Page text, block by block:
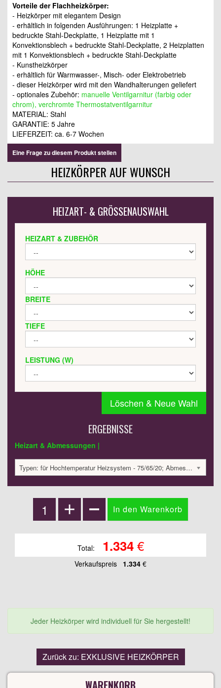
Vorteile der Flachheizkörper:
- Heizkörper mit elegantem Design
- erhältlich in folgenden Ausführungen: 1 Heizplatte +
bedruckte Stahl-Deckplatte, 1 Heizplatte mit 1
Konvektionsblech + bedruckte Stahl-Deckplatte, 2 Heizplatten
mit 1 Konvektionsblech + bedruckte Stahl-Deckplatte
- Kunstheizkörper
- erhältlich für Warmwasser-, Misch- oder Elektrobetrieb
- dieser Heizkörper wird mit den Wandhalterungen geliefert
- optionales Zubehör: manuelle Ventilgarnitur (farbig oder
chrom), verchromte Thermostatventilgarnitur
MATERIAL: Stahl
GARANTIE: 5 Jahre
LIEFERZEIT: ca. 6-7 Wochen
Eine Frage zu diesem Produkt stellen
HEIZKÖRPER AUF WUNSCH
HEIZART- & GRÖSSENAUSWAHL
HEIZART & ZUBEHÖR
HÖHE
BREITE
TIEFE
LEISTUNG (W)
Löschen & Neue Wahl
ERGEBNISSE
Heizart & Abmessungen |
Typen: für Hochtemperatur Heizsystem - 75/65/20; Abmessungen: 1800x420x60; 584 Watt:; 1333.79 €
Total: 1.334€
Verkaufspreis 1.334 €
Jeder Heizkörper wird individuell für Sie hergestellt!
Zurück zu: EXKLUSIVE HEIZKÖRPER